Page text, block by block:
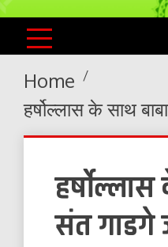
Home
हर्षोल्लास के साथ
संत गाडगे